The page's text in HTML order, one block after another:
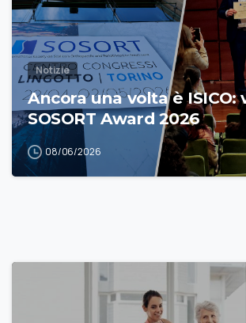
Notizie
Ancora una volta è ISICO:
SOSORT Award 2026
08/06/2026